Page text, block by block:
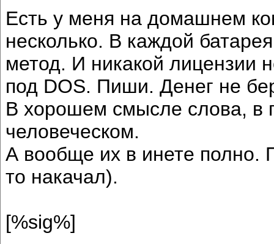
Есть у меня на домашнем
несколько. В каждой
метод. И никакой лицензии
под DOS. Пиши. Денег не
В хорошем смысле слова, в
человеческом.
А вообще их в инете полно.
то накачал).
[%sig%]